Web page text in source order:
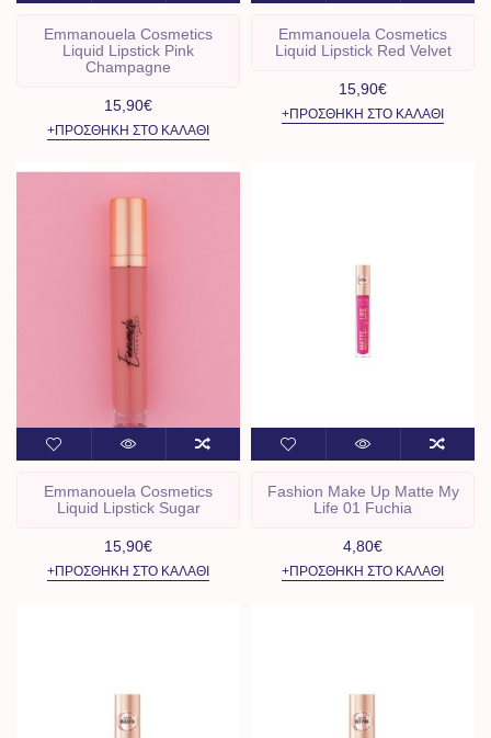
Emmanouela Cosmetics
Liquid Lipstick Pink
Champagne
15,90€
+ΠΡΟΣΘΉΚΗ ΣΤΟ ΚΑΛΆΘΙ
Emmanouela Cosmetics
Liquid Lipstick Red Velvet
15,90€
+ΠΡΟΣΘΉΚΗ ΣΤΟ ΚΑΛΆΘΙ
Emmanouela Cosmetics
Liquid Lipstick Sugar
15,90€
+ΠΡΟΣΘΉΚΗ ΣΤΟ ΚΑΛΆΘΙ
Fashion Make Up Matte My
Life 01 Fuchia
4,80€
+ΠΡΟΣΘΉΚΗ ΣΤΟ ΚΑΛΆΘΙ